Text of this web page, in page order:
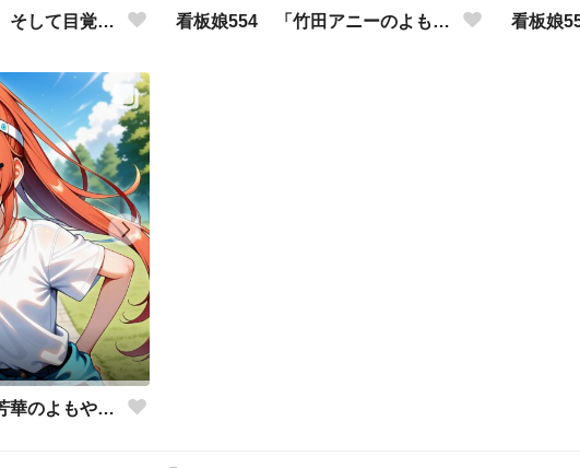
看板娘555 「帰還、そして目覚め。」 看板娘554 「竹田アニーのよもやま話」
看板娘551 「緋山芳華のよもやま話」